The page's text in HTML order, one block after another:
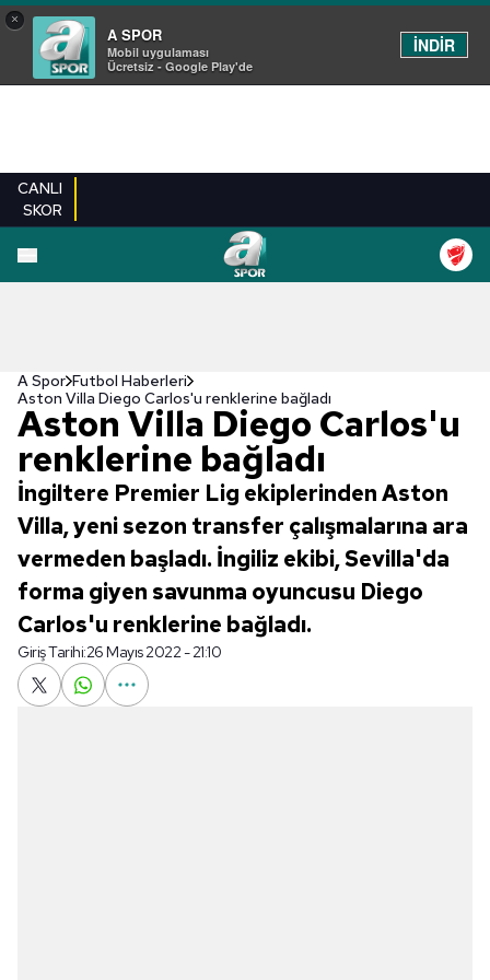
×
A SPOR
Mobil uygulaması
Ücretsiz - Google Play'de
İNDİR
CANLI
SKOR
A Spor Futbol Haberleri
Aston Villa Diego Carlos'u renklerine bağladı
Aston Villa Diego Carlos'u
renklerine bağladı
İngiltere Premier Lig ekiplerinden Aston
Villa, yeni sezon transfer çalışmalarına ara
vermeden başladı. İngiliz ekibi, Sevilla'da
forma giyen savunma oyuncusu Diego
Carlos'u renklerine bağladı.
Giriş Tarihi:26 Mayıs 2022 - 21:10